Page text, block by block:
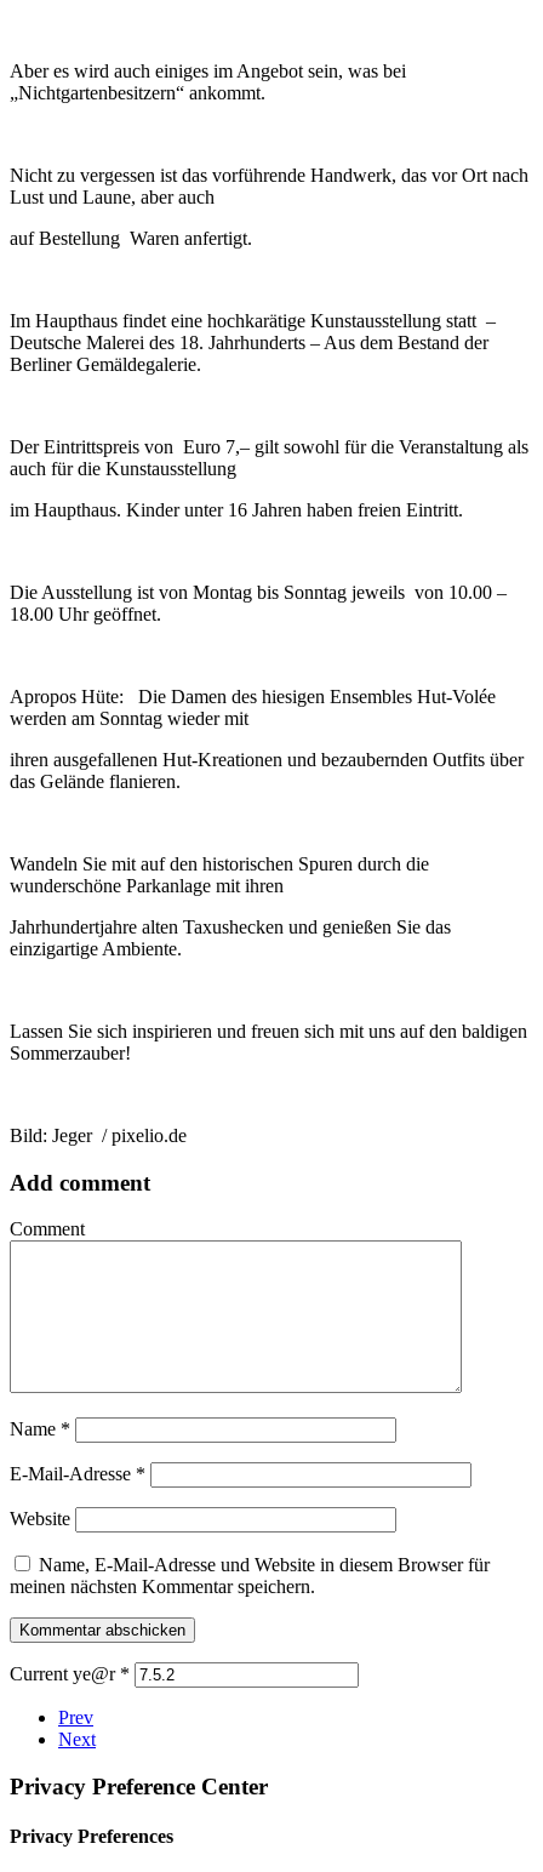
Aber es wird auch einiges im Angebot sein, was bei
„Nichtgartenbesitzern“ ankommt.
Nicht zu vergessen ist das vorführende Handwerk, das vor Ort nach
Lust und Laune, aber auch
auf Bestellung Waren anfertigt.
Im Haupthaus findet eine hochkarätige Kunstausstellung statt –
Deutsche Malerei des 18. Jahrhunderts – Aus dem Bestand der
Berliner Gemäldegalerie.
Der Eintrittspreis von Euro 7,– gilt sowohl für die Veranstaltung als
auch für die Kunstausstellung
im Haupthaus. Kinder unter 16 Jahren haben freien Eintritt.
Die Ausstellung ist von Montag bis Sonntag jeweils von 10.00 –
18.00 Uhr geöffnet.
Apropos Hüte: Die Damen des hiesigen Ensembles Hut-Volée
werden am Sonntag wieder mit
ihren ausgefallenen Hut-Kreationen und bezaubernden Outfits über
das Gelände flanieren.
Wandeln Sie mit auf den historischen Spuren durch die
wunderschöne Parkanlage mit ihren
Jahrhundertjahre alten Taxushecken und genießen Sie das
einzigartige Ambiente.
Lassen Sie sich inspirieren und freuen sich mit uns auf den baldigen
Sommerzauber!
Bild: Jeger / pixelio.de
Add comment
Comment
Name *
E-Mail-Adresse *
Website
Name, E-Mail-Adresse und Website in diesem Browser für
meinen nächsten Kommentar speichern.
Current ye@r *
Prev
Next
Privacy Preference Center
Privacy Preferences